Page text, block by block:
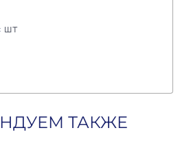
шт
ТАКЖЕ